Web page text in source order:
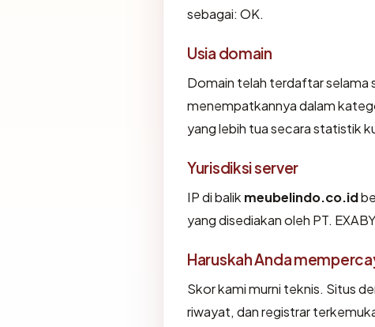
sebagai: OK.
Usia domain
Domain telah terdaftar selama
menempatkannya dalam
yang lebih tua secara statistik
Yurisdiksi server
IP di balik meubelindo.co.id
yang disediakan oleh PT.
Haruskah Anda
Skor kami murni teknis. Situs
riwayat, dan registrar